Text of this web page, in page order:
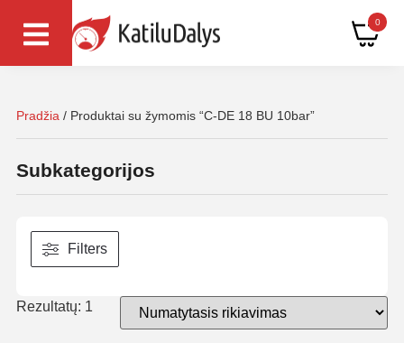
0
Pradžia / Produktai su žymomis “C-DE 18 BU 10bar”
Subkategorijos
Filters
Rezultatų: 1